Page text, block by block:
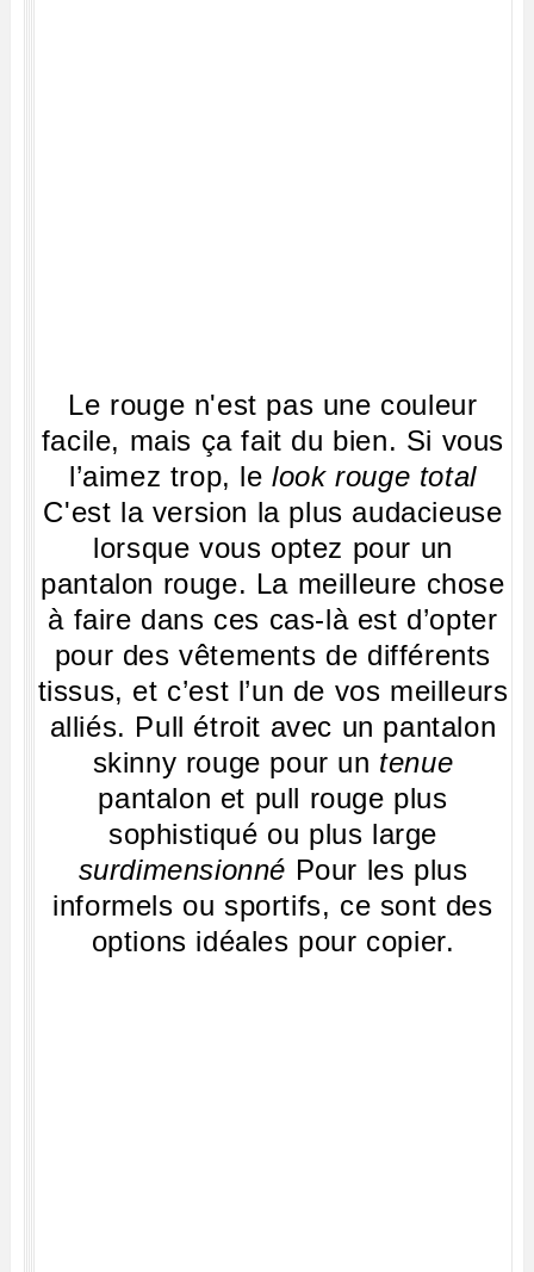
Le rouge n'est pas une couleur
facile, mais ça fait du bien. Si vous
l’aimez trop, lelook rouge total
C'est la version la plus audacieuse
lorsque vous optez pour un
pantalon rouge. La meilleure chose
à faire dans ces cas-là est d’opter
pour des vêtements de différents
tissus, et c’est l’un de vos meilleurs
alliés. Pull étroit avec un pantalon
skinny rouge pour un tenue
pantalon et pull rouge plus
sophistiqué ou plus large
surdimensionné Pour les plus
informels ou sportifs, ce sont des
options idéales pour copier.